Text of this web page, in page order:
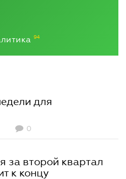
для
0
за второй квартал
к концу